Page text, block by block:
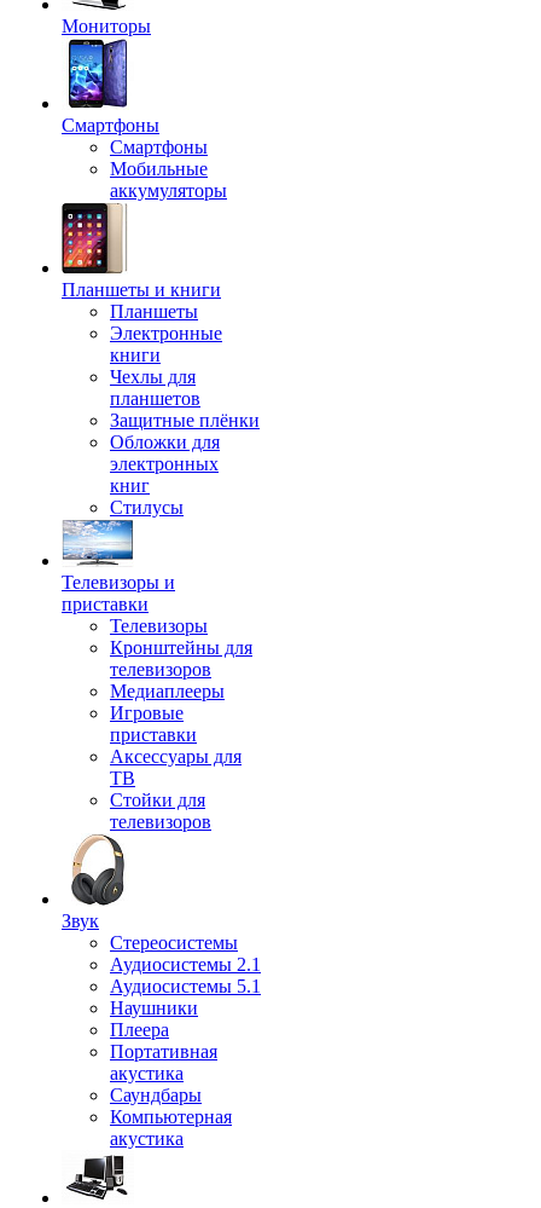
Мониторы
Смартфоны
Смартфоны
Мобильные
аккумуляторы
Планшеты и книги
Планшеты
Электронные
книги
Чехлы для
планшетов
Защитные плёнки
Обложки для
электронных
книг
Стилусы
Телевизоры и
приставки
Телевизоры
Кронштейны для
телевизоров
Медиаплееры
Игровые
приставки
Аксессуары для
ТВ
Стойки для
телевизоров
Звук
Стереосистемы
Аудиосистемы 2.1
Аудиосистемы 5.1
Наушники
Плеера
Портативная
акустика
Саундбары
Компьютерная
акустика